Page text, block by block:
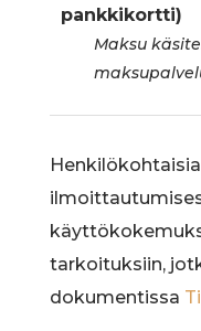
pankkikortti)
Maksu
tarkoituksiin,
dokumentissa